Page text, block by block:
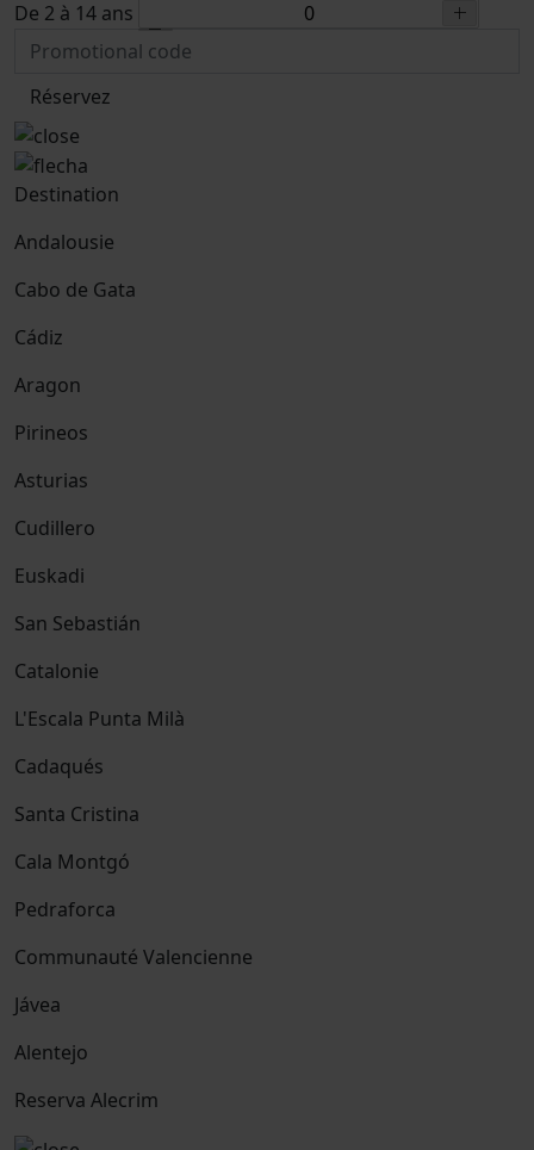
De 2 à 14 ans
Réservez
Destination
Andalousie
Cabo de Gata
Cádiz
Aragon
Pirineos
Asturias
Cudillero
Euskadi
San Sebastián
Catalonie
L'Escala Punta Milà
Cadaqués
Santa Cristina
Cala Montgó
Pedraforca
Communauté Valencienne
Jávea
Alentejo
Reserva Alecrim